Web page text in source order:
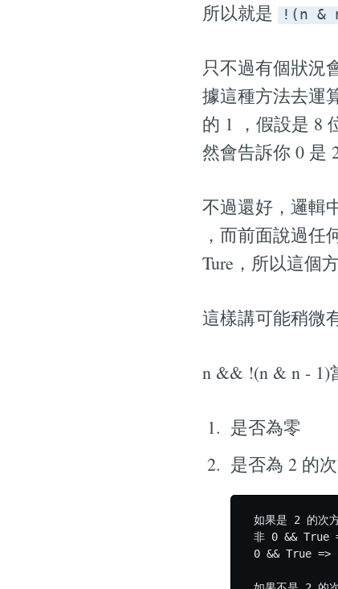
所以就是
!(n &
只不過有個狀況
據這種方法去運
的 1 ，假設是 8
然會告訴你 0 是
不過還好，邏輯
，而前面說過任
Ture，所以這個
這樣講可能稍微
n && !(n & n - 1)
是否為零
是否為 2 的
如果是 2 的次方
非 0 && True
0 && True =>